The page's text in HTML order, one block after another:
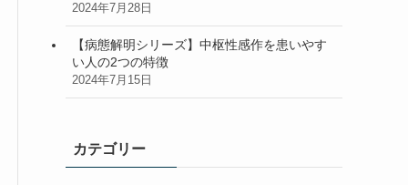
2024年7月28日
【病態解明シリーズ】中枢性感作を患いやす
い人の2つの特徴
2024年7月15日
カテゴリー